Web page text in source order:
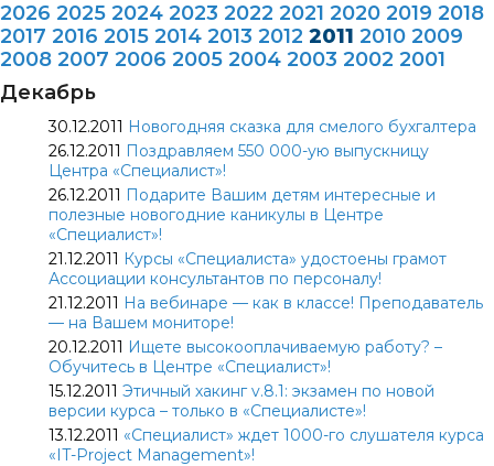
2026 2025 2024 2023 2022 2021 2020 2019 2018
2017 2016 2015 2014 2013 2012 2011 2010 2009
2008 2007 2006 2005 2004 2003 2002 2001
Декабрь
30.12.2011 Новогодняя сказка для смелого бухгалтера
26.12.2011 Поздравляем 550 000-ую выпускницу
Центра «Специалист»!
26.12.2011 Подарите Вашим детям интересные и
полезные новогодние каникулы в Центре
«Специалист»!
21.12.2011 Курсы «Специалиста» удостоены грамот
Ассоциации консультантов по персоналу!
21.12.2011 На вебинаре — как в классе! Преподаватель
— на Вашем мониторе!
20.12.2011 Ищете высокооплачиваемую работу? –
Обучитесь в Центре «Специалист»!
15.12.2011 Этичный хакинг v.8.1: экзамен по новой
версии курса – только в «Специалисте»!
13.12.2011 «Специалист» ждет 1000-го слушателя курса
«IT-Project Management»!